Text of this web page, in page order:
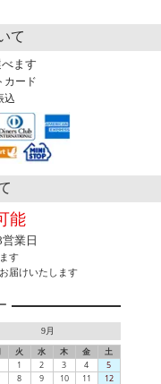
て
ます
ード
込
能
業日
す
届けいたします
9月
火 水 木 金
土
1
2 3 4
5
8 9 10 11 12